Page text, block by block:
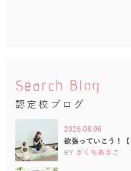
Search Blog
認定校ブログ
2026.08.06
欲張っていこう！
BY きくちあきこ